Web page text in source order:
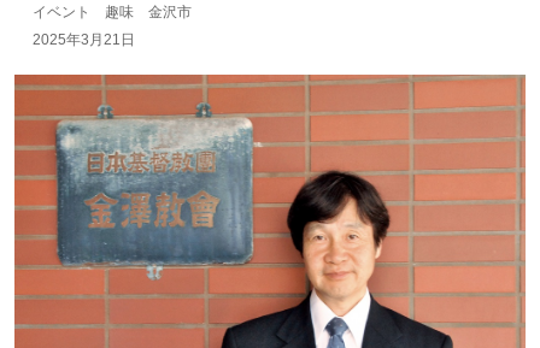
イベント 趣味 金沢市
2025年3月21日